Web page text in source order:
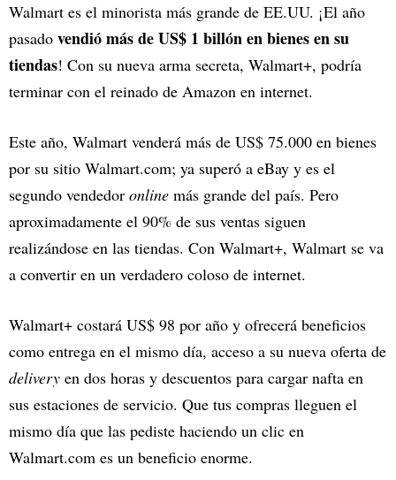
Walmart es el minorista más grande de EE.UU. ¡El año
pasado vendió más de US$ 1 billón en bienes en su
tiendas! Con su nueva arma secreta, Walmart+, podría
terminar con el reinado de Amazon en internet.
Este año, Walmart venderá más de US$ 75.000 en bienes
por su sitio Walmart.com; ya superó a eBay y es el
segundo vendedor online más grande del país. Pero
aproximadamente el 90% de sus ventas siguen
realizándose en las tiendas. Con Walmart+, Walmart se va
a convertir en un verdadero coloso de internet.
Walmart+ costará US$ 98 por año y ofrecerá beneficios
como entrega en el mismo día, acceso a su nueva oferta de
delivery en dos horas y descuentos para cargar nafta en
sus estaciones de servicio. Que tus compras lleguen el
mismo día que las pediste haciendo un clic en
Walmart.com es un beneficio enorme.